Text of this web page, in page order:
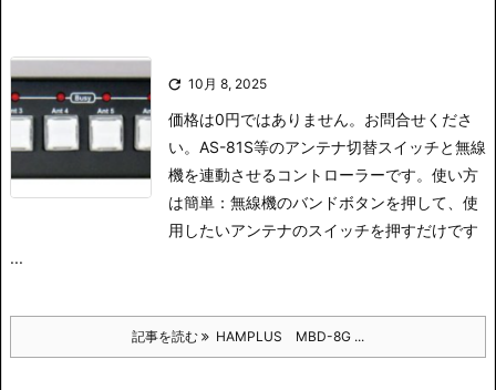
 10月 8, 2025
価格は0円ではありません。お問合せくださ
い。 AS-81S等のアンテナ切替スイッチと無線
機を連動させるコントローラーです。 使い方
は簡単：無線機のバンドボタンを押して、使
用したいアンテナのスイッチを押すだけです
...
記事を読む HAMPLUS MBD-8G ...